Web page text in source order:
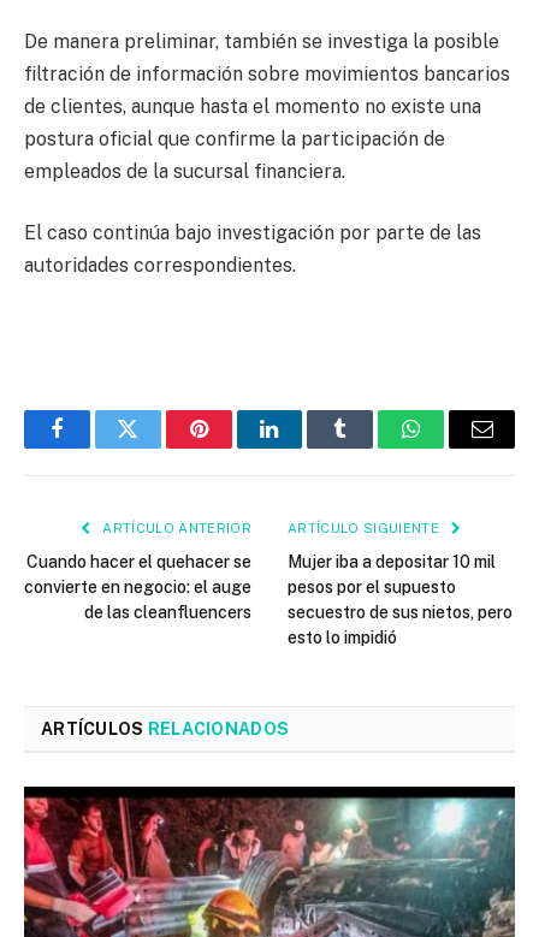
De manera preliminar, también se investiga la posible
filtración de información sobre movimientos bancarios
de clientes, aunque hasta el momento no existe una
postura oficial que confirme la participación de
empleados de la sucursal financiera.
El caso continúa bajo investigación por parte de las
autoridades correspondientes.
FacebookTwitter PinterestLinkedInTumblr WhatsAppEmail
ARTÍCULO ANTERIOR
Cuando hacer el quehacer se
convierte en negocio: el auge
de las cleanfluencers
ARTÍCULO SIGUIENTE
Mujer iba a depositar 10 mil
pesos por el supuesto
secuestro de sus nietos, pero
esto lo impidió
ARTÍCULOS RELACIONADOS